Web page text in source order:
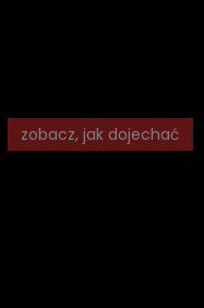
zobacz, jak dojechać